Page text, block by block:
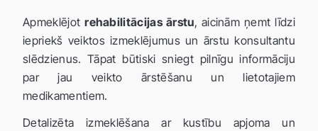
Apmeklējotrehabilitācijas ārstu, aicinām ņemt līdzi
iepriekš veiktos izmeklējumus un ārstu konsultantu
slēdzienus. Tāpat būtiski sniegt pilnīgu informāciju
par jau veikto ārstēšanu un lietotajiem
medikamentiem.
Detalizēta izmeklēšana ar kustību apjoma un